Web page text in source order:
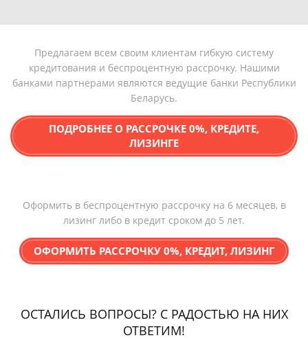
Предлагаем всем своим клиентам гибкую систему
кредитования и беспроцентную рассрочку. Нашими
банками партнерами являются ведущие банки Республики
Беларусь.
ПОДРОБНЕЕ О РАССРОЧКЕ 0%, КРЕДИТЕ,
ЛИЗИНГЕ
Оформить в беспроцентную рассрочку на 6 месяцев, в
лизинг либо в кредит сроком до 5 лет.
ОФОРМИТЬ РАССРОЧКУ 0%, КРЕДИТ, ЛИЗИНГ
ОСТАЛИСЬ ВОПРОСЫ? С РАДОСТЬЮ НА НИХ
ОТВЕТИМ!